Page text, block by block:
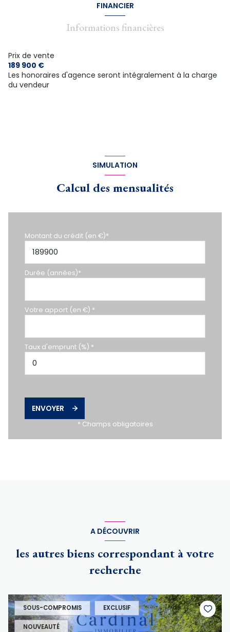
FINANCIER
Informations financières
Prix de vente
189 900 €
Les honoraires d'agence seront intégralement à la charge
du vendeur
SIMULATION
Calcul des mensualités
Montant du crédit (en €)*
Durée (années)*
Votre apport (en €) *
Taux d'emprunt (%) *
ENVOYER
* Champs obligatoires
A DÉCOUVRIR
les autres biens correspondant à votre
recherche
SOUS-COMPROMIS EXCLUSIF
NOUVEAUTÉ